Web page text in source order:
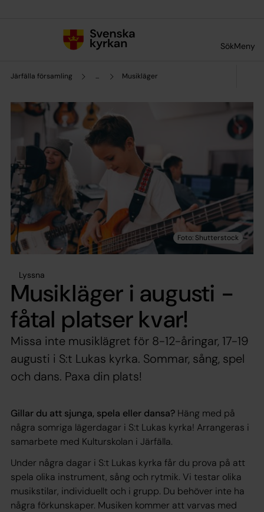
SökMeny
Järfälla församling ... Musikläger
Lyssna
Musikläger i augusti -
fåtal platser kvar!
Missa inte musiklägret för 8-12-åringar, 17-19
augusti i S:t Lukas kyrka. Sommar, sång, spel
och dans. Paxa din plats!
Gillar du att sjunga, spela eller dansa? Häng med på
några somriga lägerdagar i S:t Lukas kyrka! Arrangeras i
samarbete med Kulturskolan i Järfälla.
Under några dagar i S:t Lukas kyrka får du prova på att
spela olika instrument, sång och rytmik. Vi testar olika
musikstilar, individuellt och i grupp. Du behöver inte ha
några förkunskaper. Musiken kommer att varvas med